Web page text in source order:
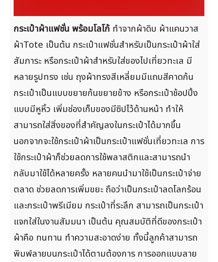
กระเป๋าผ้าแฟชั่น พร้อมโลโก้ ทำจากผ้าดิบ ผ้าแคนวาส
ผ้าTote เป็นต้น กระเป๋าแฟชั่นสำหรับเป็นกระเป๋าผ้าใส่
สัมภาระ หรือกระเป๋าผ้าสำหรับใส่ของไปเที่ยวทะเล มี
หลายรูปทรง เช่น ถุงผ้าทรงสีเหลี่ยมมีแถบสีคาดก้น
กระเป๋าเป็นแบบขยายก้นขยายข้าง หรือกระเป๋าช้อปปิ้ง
แบบมีหูหิ้ว เพิ่มช่องเก็บของมีซิปไว้ด้านหน้า ทำให้
สามารถใส่สิ่งของที่สำคัญลงในกระเป๋าได้มากขึ้น
นอกจากจะใช้กระเป๋าผ้าเป็นกระเป๋าแฟชั่นเที่ยวทะเล การ
ใช้กระเป๋าผ้าก็ช่วยลดการใช้พลาสติกและสามารถนำ
กลับมาใช้ได้หลายครั้ง หลายคนนำมาใช้เป็นกระเป๋าจ่าย
ตลาด ช่วยลดการเพิ่มขยะ ถือว่าเป็นกระเป๋าลดโลกร้อน
และกระเป๋าพรีเมียม กระเป๋าที่ระลึก สามารถเป็นกระเป๋า
แจกใส่ในงานสัมมนา เป็นต้น คุณสมบัติที่ดีของกระเป๋า
ผ้าคือ ทนทาน ทำความสะอาดง่าย ทั้งนี้ลูกค้าสามารถ
พิมพ์ลายบนกระเป๋าได้ตามต้องการ การออกแบบลาย